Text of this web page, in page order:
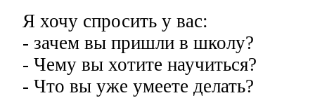
Я хочу спросить у вас:
- зачем вы пришли в школу?
- Чему вы хотите научиться?
- Что вы уже умеете делать?